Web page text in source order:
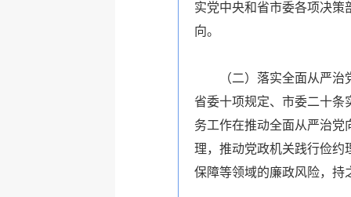
实党中央和省市委各项决策
向。
（二）落实全面从严
省委十项规定、市委二十条
务工作在推动全面从严治党
理，推动党政机关践行俭约
保障等领域的廉政风险，持